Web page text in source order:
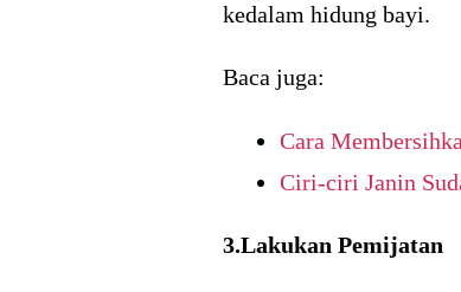
kedalam hidung bayi.
Baca juga:
Cara
Ciri-ciri Janin
3.Lakukan Pemijatan